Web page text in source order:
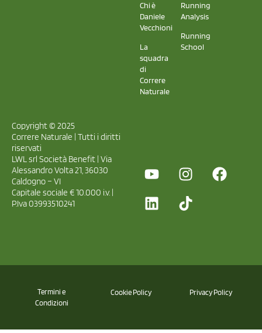
Chi è
Daniele
Vecchioni
La
squadra
di
Correre
Naturale
Running
Analysis
Running
School
Copyright © 2025
Correre Naturale | Tutti i diritti
riservati
LWL srl Società Benefit | Via
Alessandro Volta 21, 36030
Caldogno – VI
Capitale sociale € 10.000 i.v. |
P.Iva 03993510241
Termini e
Condizioni
Cookie Policy Privacy Policy